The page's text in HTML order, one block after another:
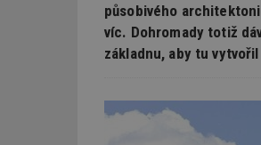
působivého
víc. Dohromady totiž
základnu, aby tu